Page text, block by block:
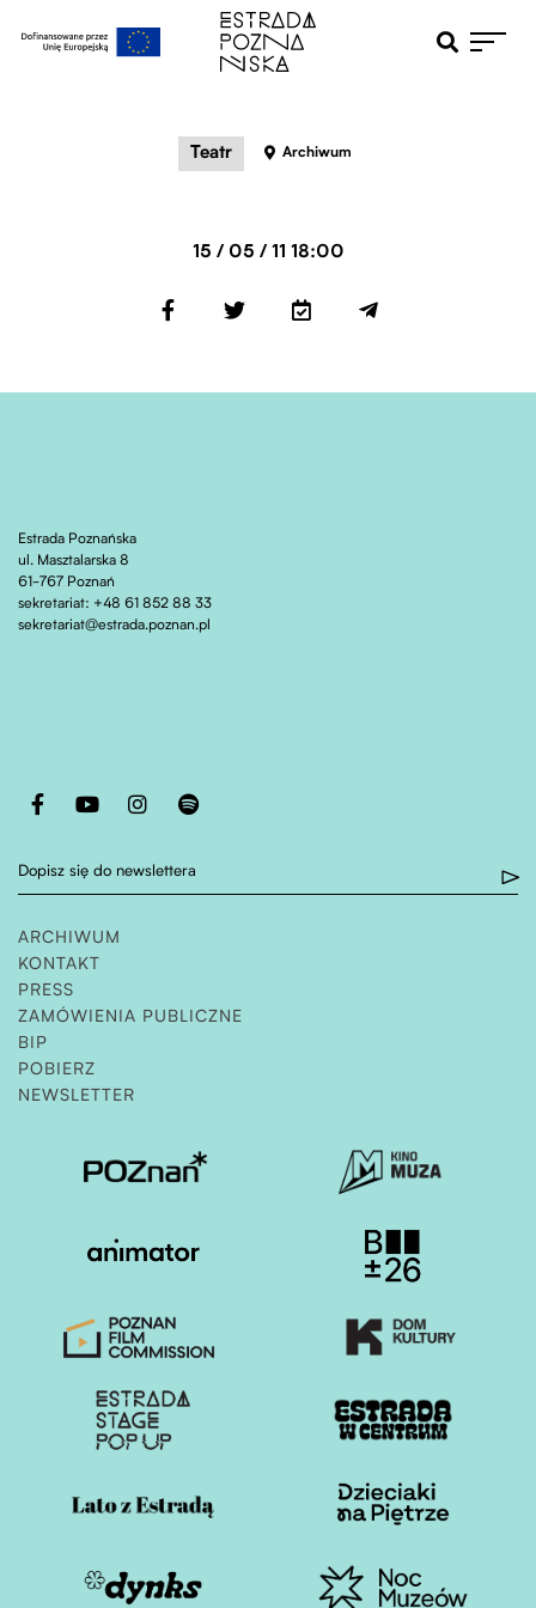
Otwiera pole
Teatr Archiwum
15 / 05 / 11 18:00
Estrada Poznańska
ul. Masztalarska 8
61-767 Poznań
sekretariat: +48 61 852 88 33
sekretariat@estrada.poznan.pl
Otwiera stronę w nowej karcie
Otwiera stronę w nowej karcie
Otwiera stronę w nowej karcie
Otwiera stronę w nowej karcie
Dopisz się do newslettera
ARCHIWUM
KONTAKT
PRESS
ZAMÓWIENIA PUBLICZNE
BIP
POBIERZ
NEWSLETTER
Otwiera stronę w nowej karcie Otwiera stronę w
Otwiera stronę w nowej karcie Otwiera stronę w
Otwiera stronę w nowej karcie Otwiera stronę w
Otwiera stronę w nowej karcie Otwiera stronę w
Otwiera stronę w nowej karcie Otwiera stronę w
Otwiera stronę w nowej karcie Otwiera stronę w